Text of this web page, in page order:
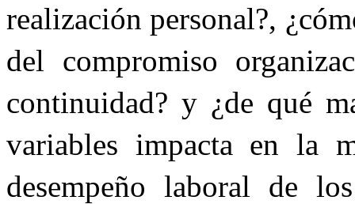
realización personal?,
del compromiso
continuidad? y ¿de qué
variables impacta en la
desempeño laboral de